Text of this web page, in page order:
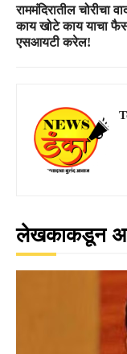
राममंदिरातील चोरीचा
काय खोटे काय याचा
एसआयटी करेल!
लेखकाकडून